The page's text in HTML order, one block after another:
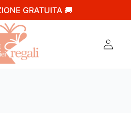
GRATUITA 🚚